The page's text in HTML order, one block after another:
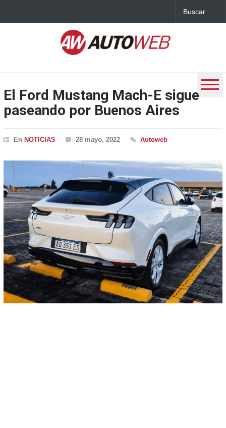
El Ford Mustang Mach-E sigue
paseando por Buenos Aires
En NOTICIAS 28 mayo, 2022 Autoweb